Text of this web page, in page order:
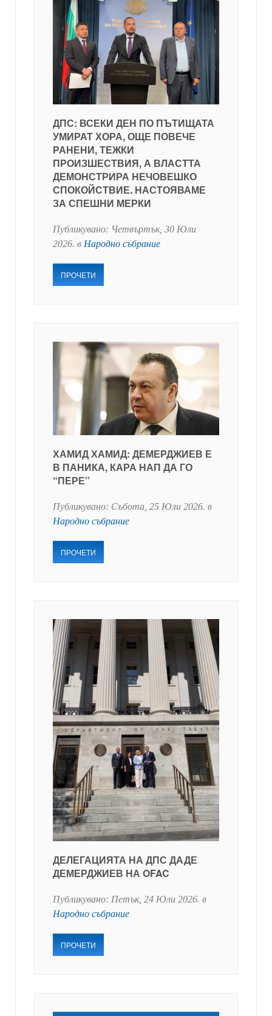
ДПС: ВСЕКИ ДЕН ПО ПЪТИЩАТА
УМИРАТ ХОРА, ОЩЕ ПОВЕЧЕ
РАНЕНИ, ТЕЖКИ
ПРОИЗШЕСТВИЯ, А ВЛАСТТА
ДЕМОНСТРИРА НЕЧОВЕШКО
СПОКОЙСТВИЕ. НАСТОЯВАМЕ
ЗА СПЕШНИ МЕРКИ
Публикувано: Четвъртък, 30 Юли
2026. в Народно събрание
ПРОЧЕТИ
ХАМИД ХАМИД: ДЕМЕРДЖИЕВ Е
В ПАНИКА, КАРА НАП ДА ГО
“ПЕРЕ”
Публикувано: Събота, 25 Юли 2026. в
Народно събрание
ПРОЧЕТИ
ДЕЛЕГАЦИЯТА НА ДПС ДАДЕ
ДЕМЕРДЖИЕВ НА OFAC
Публикувано: Петък, 24 Юли 2026. в
Народно събрание
ПРОЧЕТИ